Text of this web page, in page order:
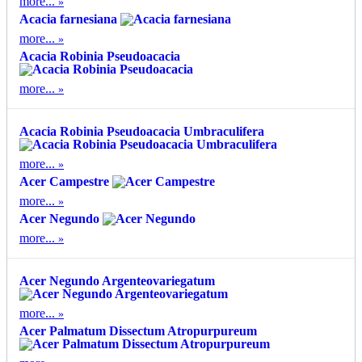
Acacia farnesiana
more...
Acacia Robinia Pseudoacacia
more...
Acacia Robinia Pseudoacacia Umbraculifera
more...
Acer Campestre
more...
Acer Negundo
more...
Acer Negundo Argenteovariegatum
more...
Acer Palmatum Dissectum Atropurpureum